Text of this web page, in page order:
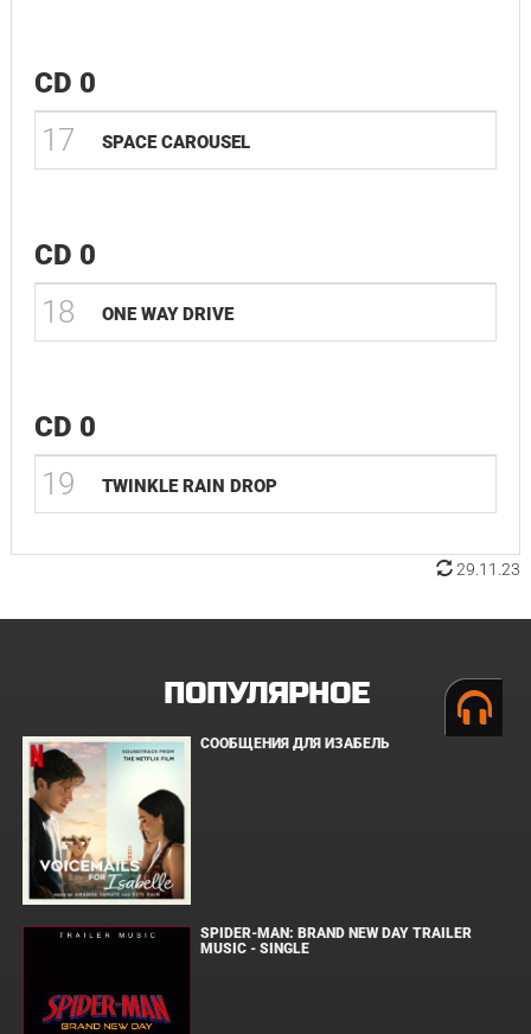
CD 0
17 SPACE CAROUSEL
CD 0
18 ONE WAY DRIVE
CD 0
19 TWINKLE RAIN DROP
29.11.23
ПОПУЛЯРНОЕ
СООБЩЕНИЯ ДЛЯ ИЗАБЕЛЬ
SPIDER-MAN: BRAND NEW DAY TRAILER
MUSIC - SINGLE